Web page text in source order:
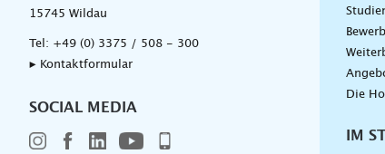
15745 Wildau
Tel: +49 (0) 3375 / 508 - 300
▸ Kontaktformular
SOCIAL MEDIA
Die
IM